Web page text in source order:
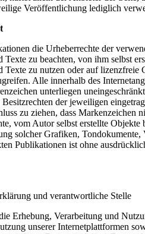
Veröffentlichung lediglich
die Urheberrechte der
Texte zu beachten, von ihm selbst
Texte zu nutzen oder auf lizenzfreie
Alle innerhalb des
unterliegen
der jeweiligen
zu ziehen, dass Markenzeichen
vom Autor selbst erstellte Objekte
solcher Grafiken, Tondokumente,
Publikationen ist ohne
und verantwortliche Stelle
Erhebung, Verarbeitung und
unserer Internetplattformen